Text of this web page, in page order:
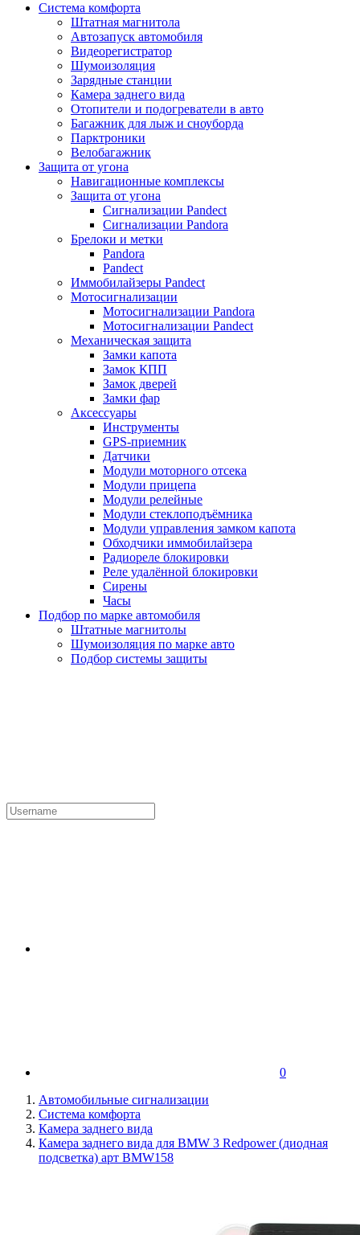
Система комфорта
Штатная магнитола
Автозапуск автомобиля
Видеорегистратор
Шумоизоляция
Зарядные станции
Камера заднего вида
Отопители и подогреватели в авто
Багажник для лыж и сноуборда
Парктроники
Велобагажник
Защита от угона
Навигационные комплексы
Защита от угона
Сигнализации Pandect
Сигнализации Pandora
Брелоки и метки
Pandora
Pandect
Иммобилайзеры Pandect
Мотосигнализации
Мотосигнализации Pandora
Мотосигнализации Pandect
Механическая защита
Замки капота
Замок КПП
Замок дверей
Замки фар
Аксессуары
Инструменты
GPS-приемник
Датчики
Модули моторного отсека
Модули прицепа
Модули релейные
Модули стеклоподъёмника
Модули управления замком капота
Обходчики иммобилайзера
Радиореле блокировки
Реле удалённой блокировки
Сирены
Часы
Подбор по марке автомобиля
Штатные магнитолы
Шумоизоляция по марке авто
Подбор системы защиты
0
Автомобильные сигнализации
Система комфорта
Камера заднего вида
Камера заднего вида для BMW 3 Redpower (диодная
подсветка) арт BMW158